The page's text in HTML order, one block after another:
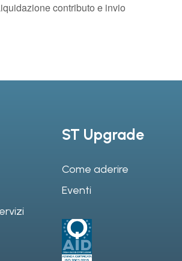
contributo e invio
ST Upgrade
Come aderire
Eventi